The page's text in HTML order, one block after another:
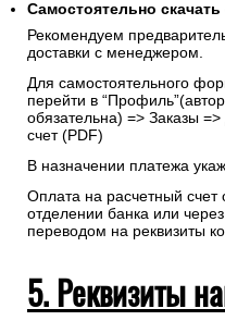
Самостоятельно скачать
Рекомендуем
доставки с менеджером.
Для самостоятельного
перейти в
обязательна) => Заказы
счет (PDF)
В назначении платежа
Оплата на расчетный
отделении банка или
переводом на реквизиты
5. Реквизиты